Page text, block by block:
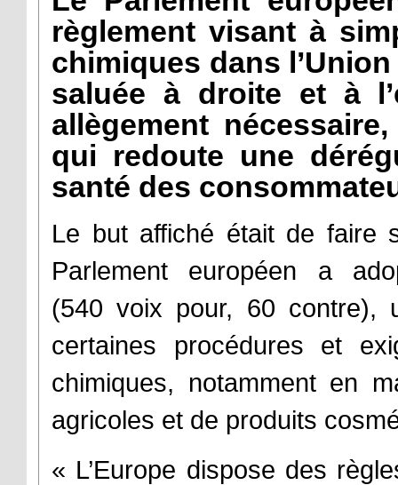
règlement visant à
chimiques dans
saluée à droite et à
allègement
qui redoute une
santé des
Le but affiché était de faire
Parlement européen a
(540 voix pour, 60 contre),
certaines procédures et
chimiques, notamment en
agricoles et de produits
« L’Europe dispose des